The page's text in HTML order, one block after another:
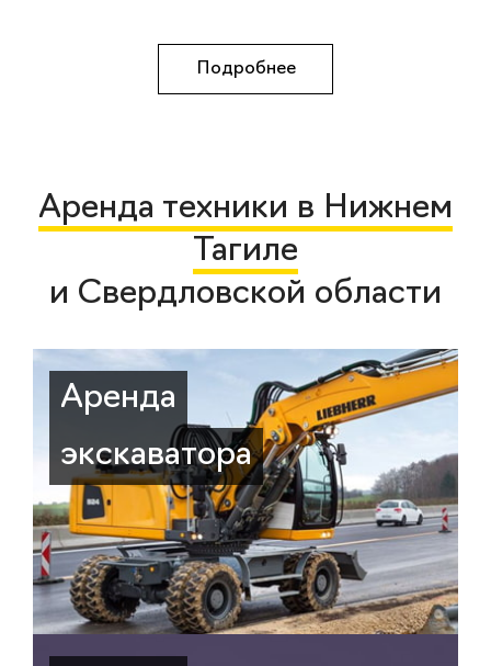
Подробнее
Аренда техники в Нижнем
Тагиле
и Свердловской области
Аренда
экскаватора